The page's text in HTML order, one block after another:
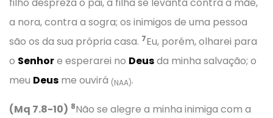
a nora, contra a sogra; os inimigos de uma pessoa
são os da sua própria casa. 7Eu, porém, olharei para
o Senhore esperarei no Deusda minha salvação; o
meu Deus me ouvirá (NAA).
(Mq 7.8-10) 8Não se alegre a minha inimiga com a